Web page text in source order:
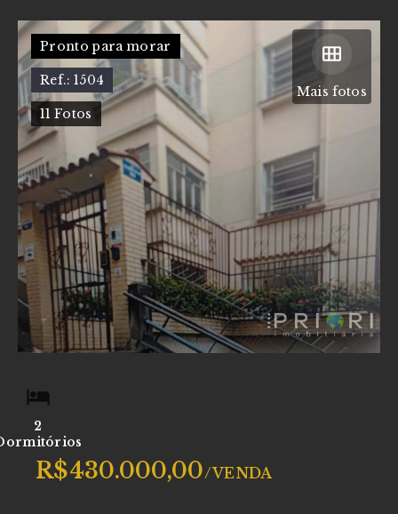
Mais fotos
Pronto para morar
Ref.:1504
11 Fotos
2
R$430.000,00/VENDA